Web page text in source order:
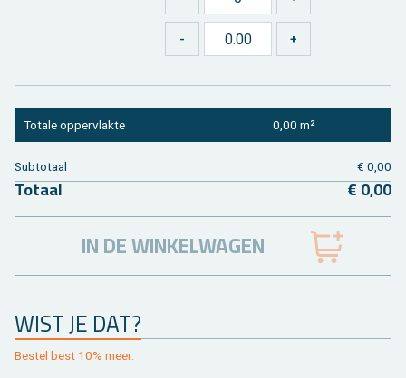
WIST JE DAT?
Be­stel best 10% meer.
To­ta­le op­per­vlak­te 0,00 m²
Sub­to­taal € 0,00
To­taal € 0,00
IN DE WINKELWAGEN